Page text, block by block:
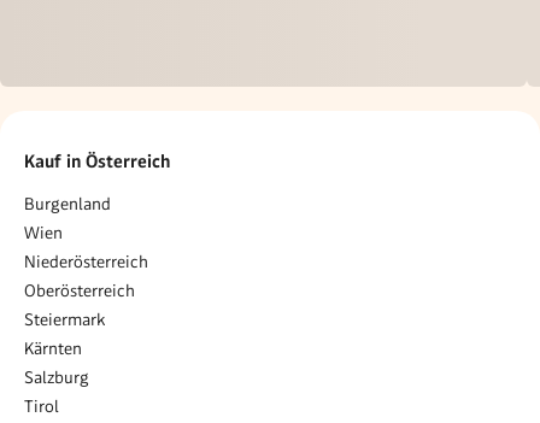
Kauf in Österreich
Burgenland
Wien
Niederösterreich
Oberösterreich
Steiermark
Kärnten
Salzburg
Tirol